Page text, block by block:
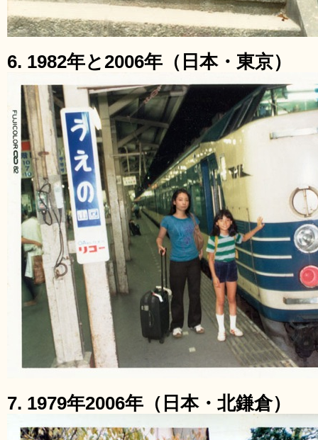
6. 1982年と2006年（日本・東京）
7. 1979年2006年（日本・北鎌倉）